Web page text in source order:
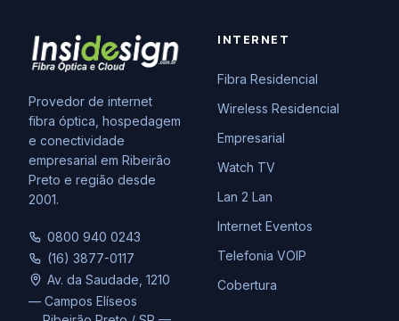
Provedor de internet
fibra óptica, hospedagem
e conectividade
empresarial em Ribeirão
Preto e região desde
2001.
0800 940 0243
(16) 3877-0117
Av. da Saudade, 1210
— Campos Elíseos
INTERNET
Fibra Residencial
Wireless Residencial
Empresarial
Watch TV
Lan 2 Lan
Internet Eventos
Telefonia VOIP
Cobertura